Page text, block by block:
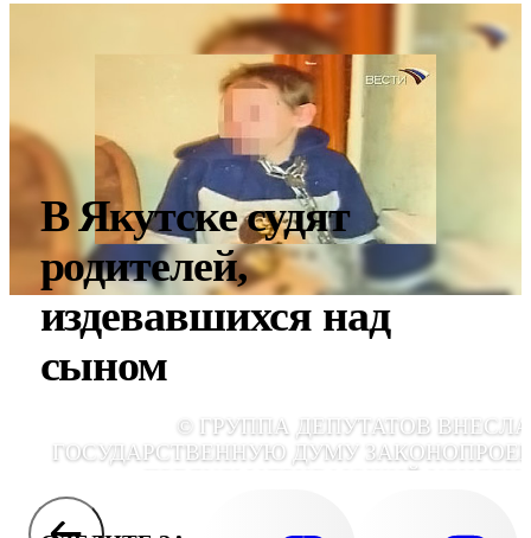
В Якутске судят
родителей,
издевавшихся над
сыном
© ГРУППА ДЕПУТАТОВ
ГОСУДАРСТВЕННУЮ ДУМУ
ПРЕДУСМАТРИВАЮЩИЙ
ГАРАНТИЙ ПРАВ ДЕТЕЙ НА
ДУХОВНО-НРАВСТВЕННОЕ